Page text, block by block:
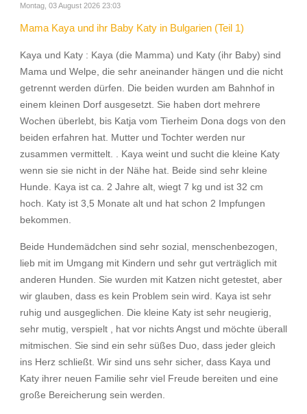
Montag, 03 August 2026 23:03
Mama Kaya und ihr Baby Katy in Bulgarien (Teil 1)
Kaya und Katy : Kaya (die Mamma) und Katy (ihr Baby) sind
Mama und Welpe, die sehr aneinander hängen und die nicht
getrennt werden dürfen. Die beiden wurden am Bahnhof in
einem kleinen Dorf ausgesetzt. Sie haben dort mehrere
Wochen überlebt, bis Katja vom Tierheim Dona dogs von den
beiden erfahren hat. Mutter und Tochter werden nur
zusammen vermittelt. . Kaya weint und sucht die kleine Katy
wenn sie sie nicht in der Nähe hat. Beide sind sehr kleine
Hunde. Kaya ist ca. 2 Jahre alt, wiegt 7 kg und ist 32 cm
hoch. Katy ist 3,5 Monate alt und hat schon 2 Impfungen
bekommen.
Beide Hundemädchen sind sehr sozial, menschenbezogen,
lieb mit im Umgang mit Kindern und sehr gut verträglich mit
anderen Hunden. Sie wurden mit Katzen nicht getestet, aber
wir glauben, dass es kein Problem sein wird. Kaya ist sehr
ruhig und ausgeglichen. Die kleine Katy ist sehr neugierig,
sehr mutig, verspielt , hat vor nichts Angst und möchte überall
mitmischen. Sie sind ein sehr süßes Duo, dass jeder gleich
ins Herz schließt. Wir sind uns sehr sicher, dass Kaya und
Katy ihrer neuen Familie sehr viel Freude bereiten und eine
große Bereicherung sein werden.